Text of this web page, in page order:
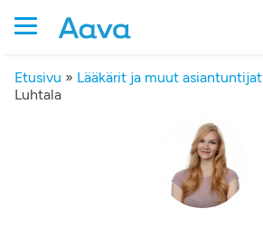
Etusivu » Lääkärit ja muut asiantuntijat
Luhtala